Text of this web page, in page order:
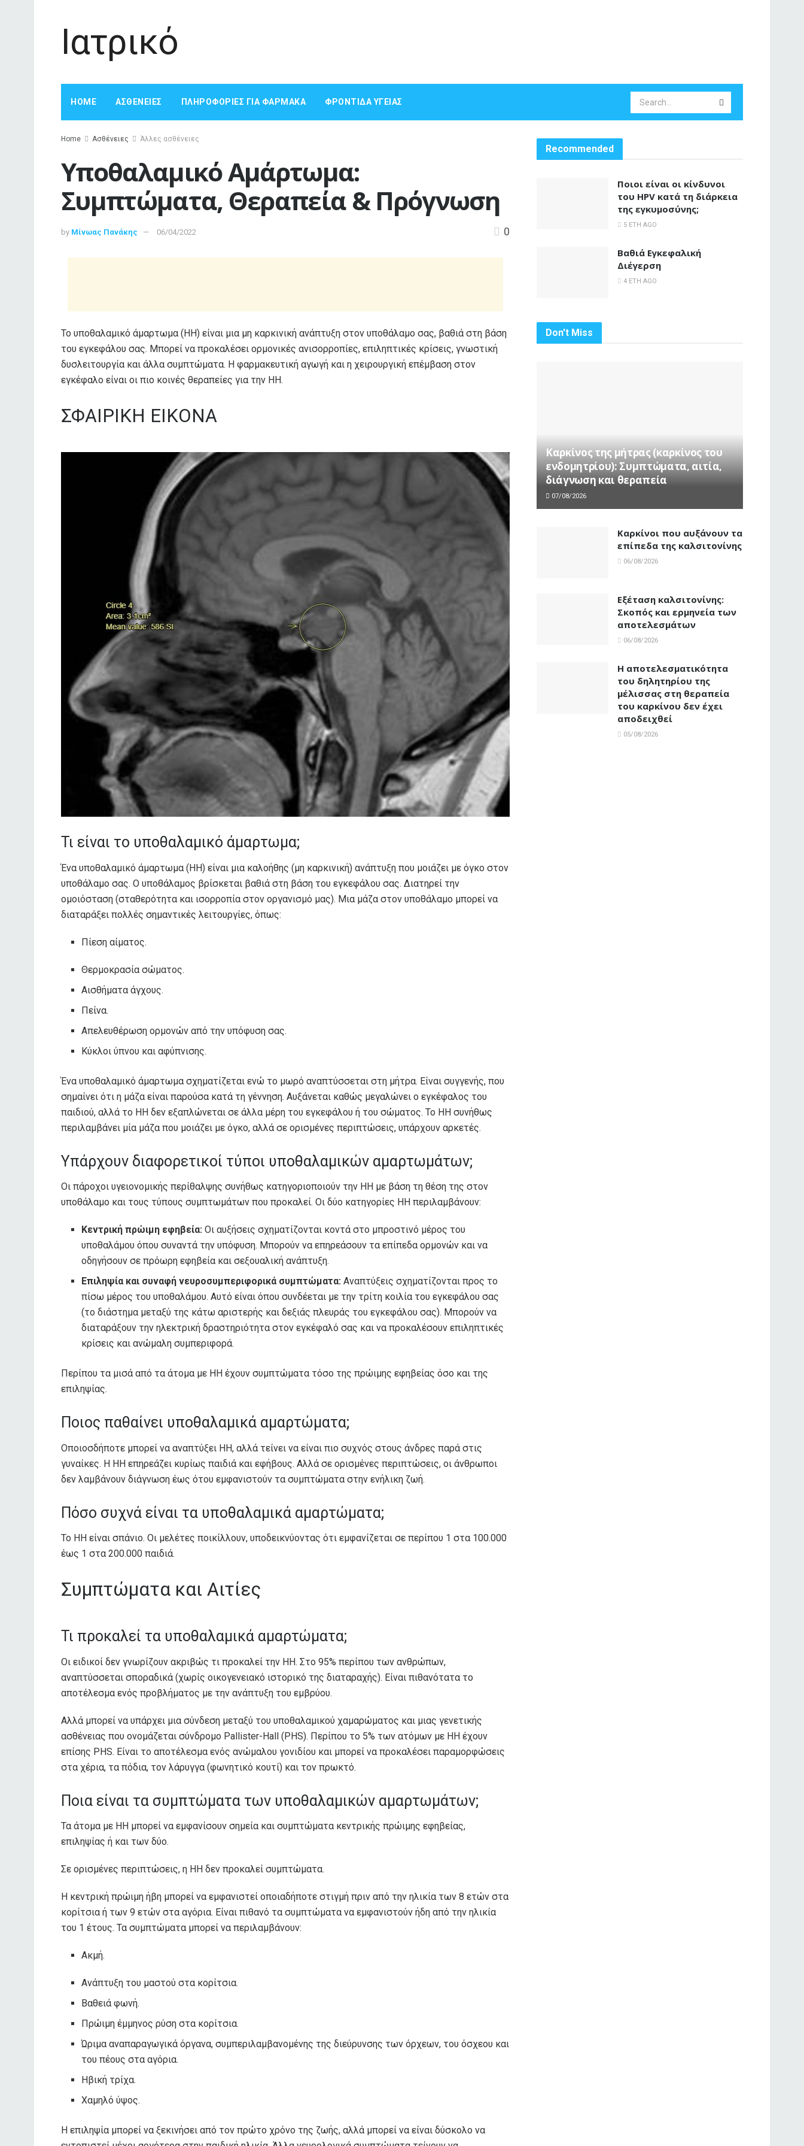
Ιατρικό
HOME ΑΣΘΈΝΕΙΕΣ ΠΛΗΡΟΦΟΡΊΕΣ ΓΙΑ ΦΆΡΜΑΚΑ ΦΡΟΝΤΊΔΑ ΥΓΕΊΑΣ
Home Ασθένειες Άλλες ασθένειες
Υποθαλαμικό Αμάρτωμα:
Συμπτώματα, Θεραπεία & Πρόγνωση
by Μίνωας Πανάκης 06/04/2022 0
Το υποθαλαμικό άμαρτωμα (HH) είναι μια μη καρκινική ανάπτυξη στον υποθάλαμο σας, βαθιά στη βάση
του εγκεφάλου σας. Μπορεί να προκαλέσει ορμονικές ανισορροπίες, επιληπτικές κρίσεις, γνωστική
δυσλειτουργία και άλλα συμπτώματα. Η φαρμακευτική αγωγή και η χειρουργική επέμβαση στον
εγκέφαλο είναι οι πιο κοινές θεραπείες για την HH.
ΣΦΑΙΡΙΚΗ ΕΙΚΟΝΑ
Τι είναι το υποθαλαμικό άμαρτωμα;
Ένα υποθαλαμικό άμαρτωμα (HH) είναι μια καλοήθης (μη καρκινική) ανάπτυξη που μοιάζει με όγκο στον
υποθάλαμο σας. Ο υποθάλαμος βρίσκεται βαθιά στη βάση του εγκεφάλου σας. Διατηρεί την
ομοιόσταση (σταθερότητα και ισορροπία στον οργανισμό μας). Μια μάζα στον υποθάλαμο μπορεί να
διαταράξει πολλές σημαντικές λειτουργίες, όπως:
Πίεση αίματος.
Θερμοκρασία σώματος.
Αισθήματα άγχους.
Πείνα.
Απελευθέρωση ορμονών από την υπόφυση σας.
Κύκλοι ύπνου και αφύπνισης.
Ένα υποθαλαμικό άμαρτωμα σχηματίζεται ενώ το μωρό αναπτύσσεται στη μήτρα. Είναι συγγενής, που
σημαίνει ότι η μάζα είναι παρούσα κατά τη γέννηση. Αυξάνεται καθώς μεγαλώνει ο εγκέφαλος του
παιδιού, αλλά το HH δεν εξαπλώνεται σε άλλα μέρη του εγκεφάλου ή του σώματος. Το HH συνήθως
περιλαμβάνει μία μάζα που μοιάζει με όγκο, αλλά σε ορισμένες περιπτώσεις, υπάρχουν αρκετές.
Υπάρχουν διαφορετικοί τύποι υποθαλαμικών αμαρτωμάτων;
Οι πάροχοι υγειονομικής περίθαλψης συνήθως κατηγοριοποιούν την HH με βάση τη θέση της στον
υποθάλαμο και τους τύπους συμπτωμάτων που προκαλεί. Οι δύο κατηγορίες HH περιλαμβάνουν:
Κεντρική πρώιμη εφηβεία:Οι αυξήσεις σχηματίζονται κοντά στο μπροστινό μέρος του
υποθαλάμου όπου συναντά την υπόφυση. Μπορούν να επηρεάσουν τα επίπεδα ορμονών και να
οδηγήσουν σε πρόωρη εφηβεία και σεξουαλική ανάπτυξη.
Επιληψία και συναφή νευροσυμπεριφορικά συμπτώματα:Αναπτύξεις σχηματίζονται προς το
πίσω μέρος του υποθαλάμου. Αυτό είναι όπου συνδέεται με την τρίτη κοιλία του εγκεφάλου σας
(το διάστημα μεταξύ της κάτω αριστερής και δεξιάς πλευράς του εγκεφάλου σας). Μπορούν να
διαταράξουν την ηλεκτρική δραστηριότητα στον εγκέφαλό σας και να προκαλέσουν επιληπτικές
κρίσεις και ανώμαλη συμπεριφορά.
Περίπου τα μισά από τα άτομα με HH έχουν συμπτώματα τόσο της πρώιμης εφηβείας όσο και της
επιληψίας.
Ποιος παθαίνει υποθαλαμικά αμαρτώματα;
Οποιοσδήποτε μπορεί να αναπτύξει HH, αλλά τείνει να είναι πιο συχνός στους άνδρες παρά στις
γυναίκες. Η HH επηρεάζει κυρίως παιδιά και εφήβους. Αλλά σε ορισμένες περιπτώσεις, οι άνθρωποι
δεν λαμβάνουν διάγνωση έως ότου εμφανιστούν τα συμπτώματα στην ενήλικη ζωή.
Πόσο συχνά είναι τα υποθαλαμικά αμαρτώματα;
Το HH είναι σπάνιο. Οι μελέτες ποικίλλουν, υποδεικνύοντας ότι εμφανίζεται σε περίπου 1 στα 100.000
έως 1 στα 200.000 παιδιά.
Συμπτώματα και Αιτίες
Τι προκαλεί τα υποθαλαμικά αμαρτώματα;
Οι ειδικοί δεν γνωρίζουν ακριβώς τι προκαλεί την HH. Στο 95% περίπου των ανθρώπων,
αναπτύσσεται σποραδικά (χωρίς οικογενειακό ιστορικό της διαταραχής). Είναι πιθανότατα το
αποτέλεσμα ενός προβλήματος με την ανάπτυξη του εμβρύου.
Αλλά μπορεί να υπάρχει μια σύνδεση μεταξύ του υποθαλαμικού χαμαρώματος και μιας γενετικής
ασθένειας που ονομάζεται σύνδρομο Pallister-Hall (PHS). Περίπου το 5% των ατόμων με HH έχουν
επίσης PHS. Είναι το αποτέλεσμα ενός ανώμαλου γονιδίου και μπορεί να προκαλέσει παραμορφώσεις
στα χέρια, τα πόδια, τον λάρυγγα (φωνητικό κουτί) και τον πρωκτό.
Ποια είναι τα συμπτώματα των υποθαλαμικών αμαρτωμάτων;
Τα άτομα με HH μπορεί να εμφανίσουν σημεία και συμπτώματα κεντρικής πρώιμης εφηβείας,
επιληψίας ή και των δύο.
Σε ορισμένες περιπτώσεις, η HH δεν προκαλεί συμπτώματα.
Η κεντρική πρώιμη ήβη μπορεί να εμφανιστεί οποιαδήποτε στιγμή πριν από την ηλικία των 8 ετών στα
κορίτσια ή των 9 ετών στα αγόρια. Είναι πιθανό τα συμπτώματα να εμφανιστούν ήδη από την ηλικία
του 1 έτους. Τα συμπτώματα μπορεί να περιλαμβάνουν:
Ακμή.
Ανάπτυξη του μαστού στα κορίτσια.
Βαθειά φωνή.
Πρώιμη έμμηνος ρύση στα κορίτσια.
Ώριμα αναπαραγωγικά όργανα, συμπεριλαμβανομένης της διεύρυνσης των όρχεων, του όσχεου και
του πέους στα αγόρια.
Ηβική τρίχα.
Χαμηλό ύψος.
Η επιληψία μπορεί να ξεκινήσει από τον πρώτο χρόνο της ζωής, αλλά μπορεί να είναι δύσκολο να
Recommended
Ποιοι είναι οι κίνδυνοι
του HPV κατά τη διάρκεια
της εγκυμοσύνης;
5 ΈΤΗ AGO
Βαθιά Εγκεφαλική
Διέγερση
4 ΈΤΗ AGO
Don't Miss
Καρκίνος της μήτρας (καρκίνος του
ενδομητρίου): Συμπτώματα, αιτία,
διάγνωση και θεραπεία
07/08/2026
Καρκίνοι που αυξάνουν τα
επίπεδα της καλσιτονίνης
06/08/2026
Εξέταση καλσιτονίνης:
Σκοπός και ερμηνεία των
αποτελεσμάτων
06/08/2026
Η αποτελεσματικότητα
του δηλητηρίου της
μέλισσας στη θεραπεία
του καρκίνου δεν έχει
αποδειχθεί
05/08/2026